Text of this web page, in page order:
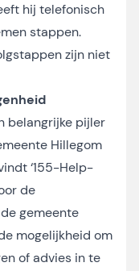
hij telefonisch
stappen.
zijn niet
belangrijke pijler
Hillegom
‘155-Help-
de
gemeente
mogelijkheid om
of advies in te